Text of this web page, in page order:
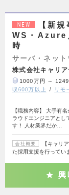
NEW
【新
WS・Azure
時
サーバ・ネッ
株式会社キャリ
1000万円 ～ 1249
収600万以上
リモ
【職務内容】 大手有
ラウドエンジニアとし
す！ 人材業界だか…
会社概要
【キャリ
た採用支援を行ってい
興